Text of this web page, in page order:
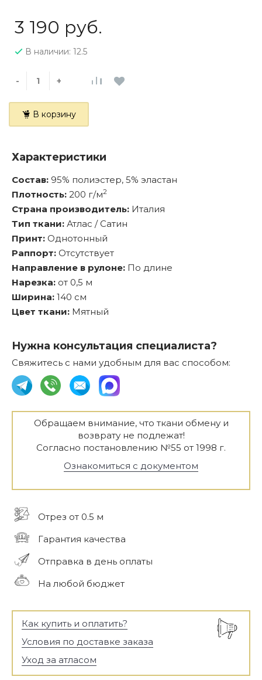
3 190 руб.
В наличии: 12.5
- +
В корзину
Характеристики
Состав: 95% полиэстер, 5% эластан
Плотность: 200 г/м2
Страна производитель: Италия
Тип ткани: Атлас / Сатин
Принт: Однотонный
Раппорт: Отсутствует
Направление в рулоне: По длине
Нарезка: от 0,5 м
Ширина: 140 см
Цвет ткани: Мятный
Нужна консультация специалиста?
Свяжитесь с нами удобным для вас способом:
Обращаем внимание, что ткани обмену и
возврату не подлежат!
Согласно постановлению №55 от 1998 г.
Ознакомиться с документом
Отрез от 0.5 м
Гарантия качества
Отправка в день оплаты
На любой бюджет
Как купить и оплатить?
Условия по доставке заказа
Уход за атласом